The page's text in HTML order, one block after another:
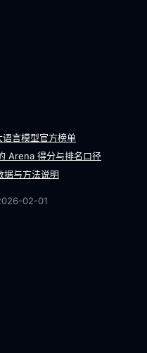
言模型官方榜单
Arena 得分与排名口径
据与方法说明
02-01